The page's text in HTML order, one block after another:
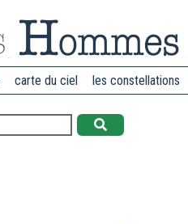
carte du ciel les constellations